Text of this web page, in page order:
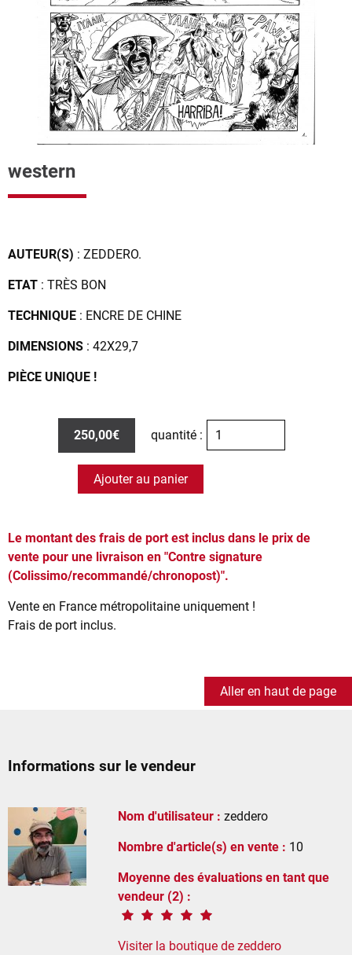
western
AUTEUR(S) : ZEDDERO.
ETAT : TRÈS BON
TECHNIQUE : ENCRE DE CHINE
DIMENSIONS : 42X29,7
PIÈCE UNIQUE !
250,00€ quantité :
Ajouter au panier
Le montant des frais de port est inclus dans le prix de
vente pour une livraison en "Contre signature
(Colissimo/recommandé/chronopost)".
Vente en France métropolitaine uniquement !
Frais de port inclus.
Aller en haut de page
Informations sur le vendeur
Nom d'utilisateur : zeddero
Nombre d'article(s) en vente : 10
Moyenne des évaluations en tant que
vendeur (2) :
Visiter la boutique de zeddero